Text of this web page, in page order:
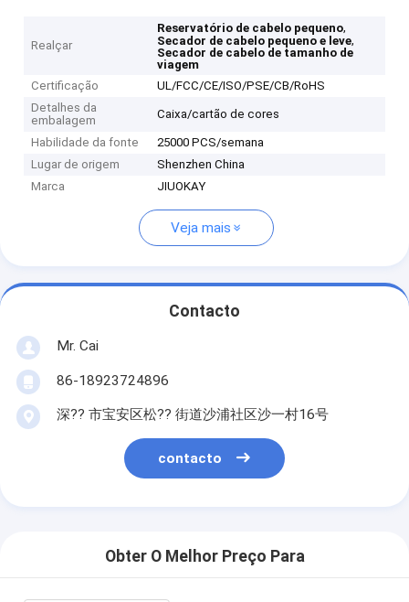
Realçar
Reservatório de cabelo pequeno,
Secador de cabelo pequeno e leve,
Secador de cabelo de tamanho de
viagem
Certificação
UL/FCC/CE/ISO/PSE/CB/RoHS
Detalhes da
embalagem
Caixa/cartão de cores
Habilidade da fonte
25000 PCS/semana
Lugar de origem
Shenzhen China
Marca
JIUOKAY
Veja mais
Contacto
Mr. Cai
86-18923724896
深?? 市宝安区松?? 街道沙浦社区沙一村16号
contacto
Obter O Melhor Preço Para